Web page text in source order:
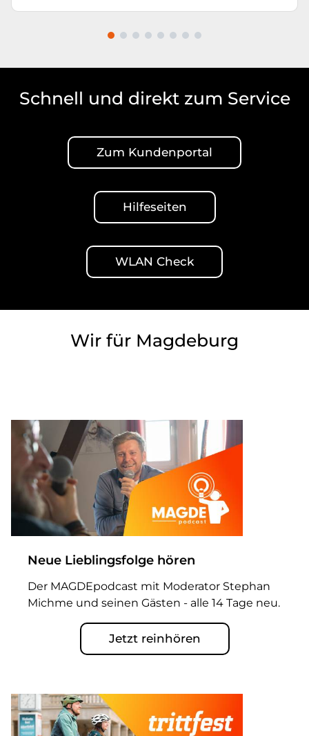
Schnell und direkt zum Service
Zum Kundenportal
Hilfeseiten
WLAN Check
Wir für Magdeburg
Neue Lieblingsfolge hören
Der MAGDEpodcast mit Moderator Stephan
Michme und seinen Gästen - alle 14 Tage neu.
Jetzt reinhören